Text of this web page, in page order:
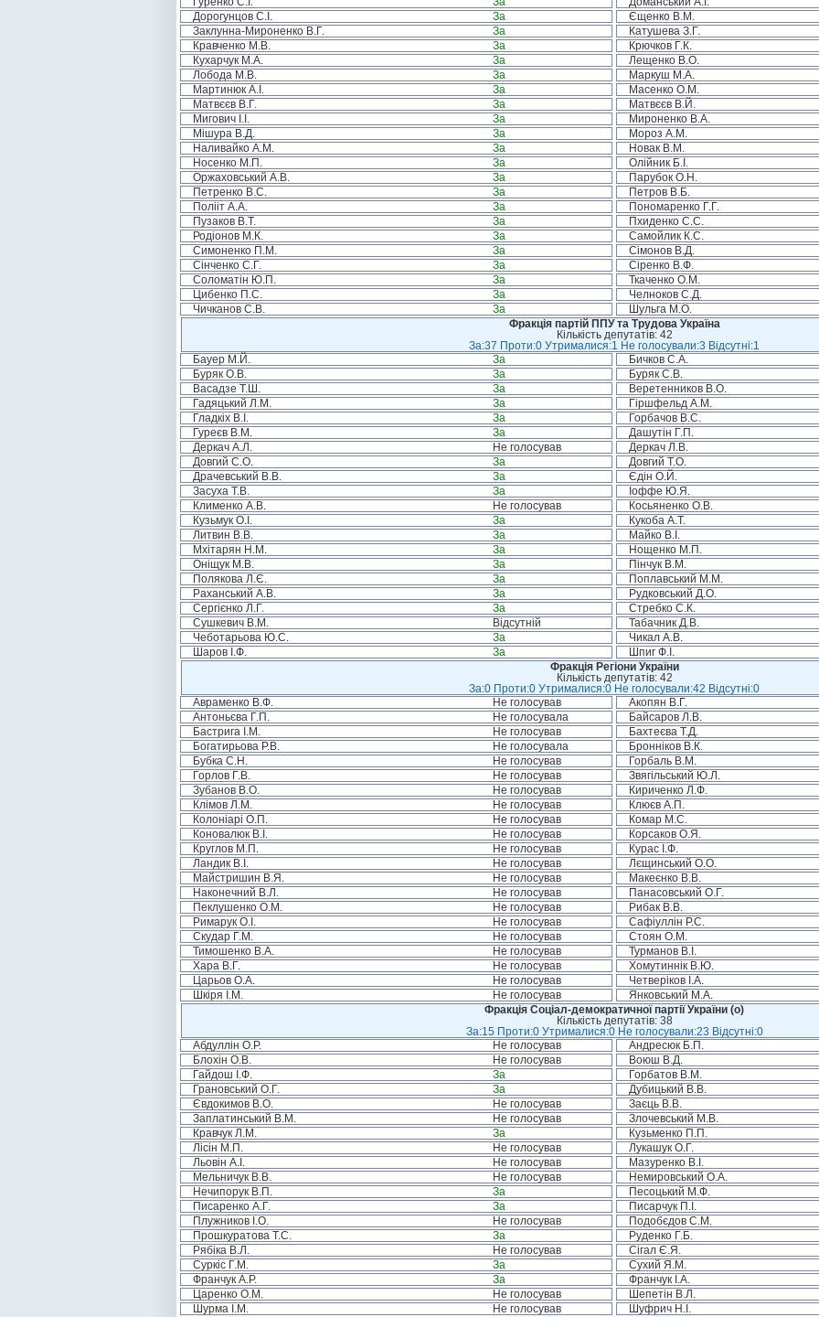
Дорогунцов С.І.
За Єщенко В.М.
Заклунна-Мироненко В.Г.
За Катушева З.Г.
Кравченко М.В.
За Крючков Г.К.
Кухарчук М.А.
За Лещенко В.О.
Лобода М.В.
За Маркуш М.А.
Мартинюк А.І.
За Масенко О.М.
Матвєєв В.Г.
За Матвєєв В.Й.
Мигович І.І.
За Мироненко В.А.
Мішура В.Д.
За Мороз А.М.
Наливайко А.М.
За Новак В.М.
Носенко М.П.
За Олійник Б.І.
Оржаховський А.В.
За Парубок О.Н.
Петренко В.С.
За Петров В.Б.
Полііт А.А.
За Пономаренко Г.Г.
Пузаков В.Т.
За Пхиденко С.С.
Родіонов М.К.
За Самойлик К.С.
Симоненко П.М.
За Сімонов В.Д.
Сінченко С.Г.
За Сіренко В.Ф.
Соломатін Ю.П.
За Ткаченко О.М.
Цибенко П.С.
За Челноков С.Д.
Чичканов С.В.
За Шульга М.О.
Фракція партій ППУ та Трудова Україна
Кількість депутатів: 42
За:37 Проти:0 Утрималися:1 Не голосували:3 Відсутні:1
Бауер М.Й.
За Бичков С.А.
Буряк О.В.
За Буряк С.В.
Васадзе Т.Ш.
За Веретенников В.О.
Гадяцький Л.М.
За Гіршфельд А.М.
Гладкіх В.І.
За Горбачов В.С.
Гуреєв В.М.
За Дашутін Г.П.
Деркач А.Л.
Не голосував Деркач Л.В.
Довгий С.О.
За Довгий Т.О.
Драчевський В.В.
За Єдін О.Й.
Засуха Т.В.
За Іоффе Ю.Я.
Клименко А.В.
Не голосував Косьяненко О.В.
Кузьмук О.І.
За Кукоба А.Т.
Литвин В.В.
За Майко В.І.
Мхітарян Н.М.
За Нощенко М.П.
Оніщук М.В.
За Пінчук В.М.
Полякова Л.Є.
За Поплавський М.М.
Раханський А.В.
За Рудковський Д.О.
Сергієнко Л.Г.
За Стребко С.К.
Сушкевич В.М.
Відсутній Табачник Д.В.
Чеботарьова Ю.С.
За Чикал А.В.
Шаров І.Ф.
За Шпиг Ф.І.
Фракція Регіони України
Кількість депутатів: 42
За:0 Проти:0 Утрималися:0 Не голосували:42 Відсутні:0
Авраменко В.Ф.
Не голосував Акопян В.Г.
Антоньєва Г.П.
Не голосувала Байсаров Л.В.
Бастрига І.М.
Не голосував Бахтеєва Т.Д.
Богатирьова Р.В.
Не голосувала Бронніков В.К.
Бубка С.Н.
Не голосував Горбаль В.М.
Горлов Г.В.
Не голосував Звягільський Ю.Л.
Зубанов В.О.
Не голосував Кириченко Л.Ф.
Клімов Л.М.
Не голосував Клюєв А.П.
Колоніарі О.П.
Не голосував Комар М.С.
Коновалюк В.І.
Не голосував Корсаков О.Я.
Круглов М.П.
Не голосував Курас І.Ф.
Ландик В.І.
Не голосував Лєщинський О.О.
Майстришин В.Я.
Не голосував Макеєнко В.В.
Наконечний В.Л.
Не голосував Панасовський О.Г.
Пеклушенко О.М.
Не голосував Рибак В.В.
Римарук О.І.
Не голосував Сафіуллін Р.С.
Скудар Г.М.
Не голосував Стоян О.М.
Тимошенко В.А.
Не голосував Турманов В.І.
Хара В.Г.
Не голосував Хомутиннік В.Ю.
Царьов О.А.
Не голосував Четверіков І.А.
Шкіря І.М.
Не голосував Янковський М.А.
Фракція Соціал-демократичної партії України (о)
Кількість депутатів: 38
За:15 Проти:0 Утрималися:0 Не голосували:23 Відсутні:0
Абдуллін О.Р.
Не голосував Андресюк Б.П.
Блохін О.В.
Не голосував Воюш В.Д.
Гайдош І.Ф.
За Горбатов В.М.
Грановський О.Г.
За Дубицький В.В.
Євдокимов В.О.
Не голосував Заєць В.В.
Заплатинський В.М.
Не голосував Злочевський М.В.
Кравчук Л.М.
За Кузьменко П.П.
Лісін М.П.
Не голосував Лукашук О.Г.
Льовін А.І.
Не голосував Мазуренко В.І.
Мельничук В.В.
Не голосував Немировський О.А.
Нечипорук В.П.
За Песоцький М.Ф.
Писаренко А.Г.
За Писарчук П.І.
Плужников І.О.
Не голосував Подобєдов С.М.
Прошкуратова Т.С.
За Руденко Г.Б.
Рябіка В.Л.
Не голосував Сігал Є.Я.
Суркіс Г.М.
За Сухий Я.М.
Франчук А.Р.
За Франчук І.А.
Царенко О.М.
Не голосував Шепетін В.Л.
Шурма І.М.
Не голосував Шуфрич Н.І.